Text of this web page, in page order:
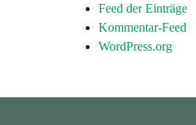
Feed der Einträge
Kommentar-Feed
WordPress.org